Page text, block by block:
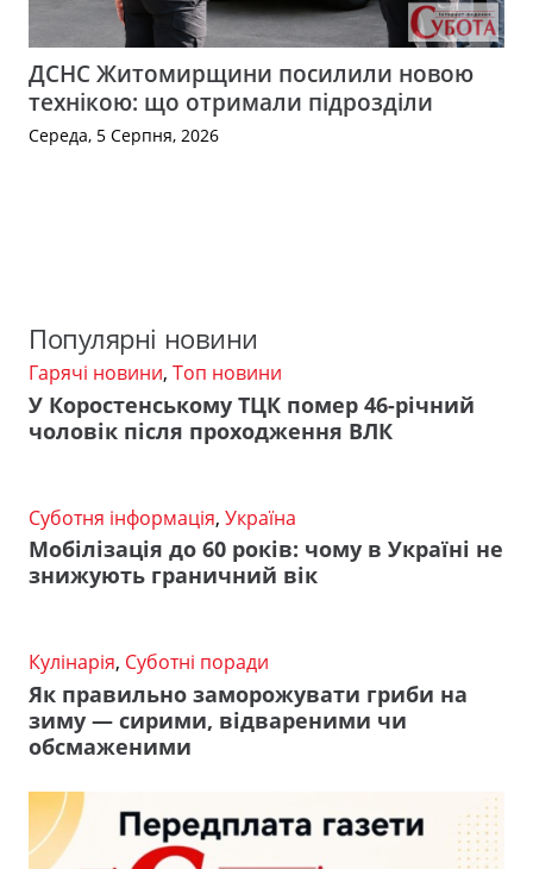
ДСНС Житомирщини посилили новою
технікою: що отримали підрозділи
Середа, 5 Серпня, 2026
Популярні новини
Гарячі новини, Топ новини
У Коростенському ТЦК помер 46-річний
чоловік після проходження ВЛК
Суботня інформація, Україна
Мобілізація до 60 років: чому в Україні не
знижують граничний вік
Кулінарія, Суботні поради
Як правильно заморожувати гриби на
зиму — сирими, відвареними чи
обсмаженими